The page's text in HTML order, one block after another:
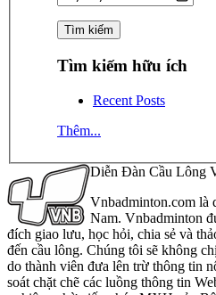
Tìm kiếm hữu ích
Recent Posts
Thêm...
Diễn Đàn Cầu Lông
Vnbadminton.com là
Nam. Vnbadminton
đích giao lưu, học hỏi, chia sẻ và
đến cầu lông. Chúng tôi sẽ không
do thành viên đưa lên trừ thông tin
soát chặt chẽ các luồng thông tin